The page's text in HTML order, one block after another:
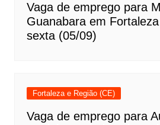
Vaga de emprego para
Guanabara em
sexta (05/09)
Fortaleza e Região (CE)
Vaga de emprego para